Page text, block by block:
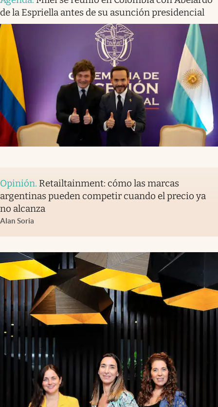
de la Espriella antes de su asunción presidencial
Opinión. Retailtainment: cómo las marcas
argentinas pueden competir cuando el precio ya
no alcanza
Alan Soria